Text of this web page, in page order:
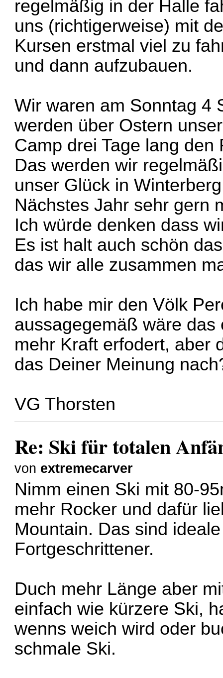
regelmäßig in der Halle
uns (richtigerweise) mit
Kursen erstmal viel zu
und dann aufzubauen.
Wir waren am Sonntag 4
werden über Ostern
Camp drei Tage lang
Das werden wir
unser Glück in
Nächstes Jahr sehr gern
Ich würde denken dass
Es ist halt auch schön
das wir alle zusammen
Ich habe mir den Völk
aussagegemäß wäre
mehr Kraft erfodert, aber
das Deiner Meinung
VG Thorsten
Re: Ski für totalen
von extremecarver
Nimm einen Ski mit 80-
mehr Rocker und dafür
Mountain. Das sind
Fortgeschrittener.
Duch mehr Länge aber
einfach wie kürzere Ski,
wenns weich wird oder
schmale Ski.